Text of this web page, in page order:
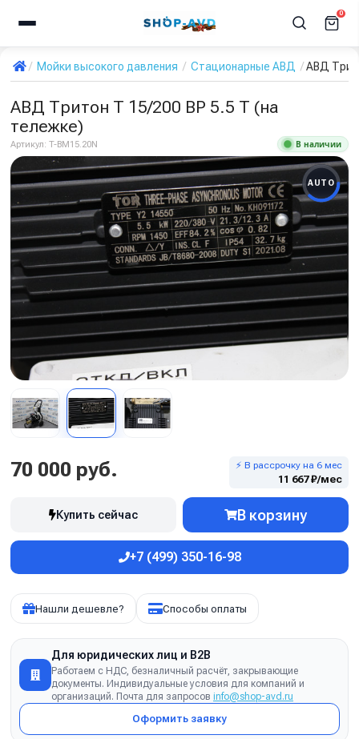
0
Мойки высокого давления Стационарные АВД АВД
АВД Тритон T 15/200 BP 5.5 T (на
тележке)
Артикул: T-BM15.20N В наличии
AUTO
70 000 руб. ⚡ В рассрочку на 6 мес
11 667 ₽/мес
Купить сейчас В корзину
+7 (499) 350-16-98
Нашли дешевле? Способы оплаты
Для юридических лиц и B2B
Работаем с НДС, безналичный расчёт, закрывающие
документы. Индивидуальные условия для компаний и
организаций. Почта для запросов info@shop-avd.ru
Оформить заявку